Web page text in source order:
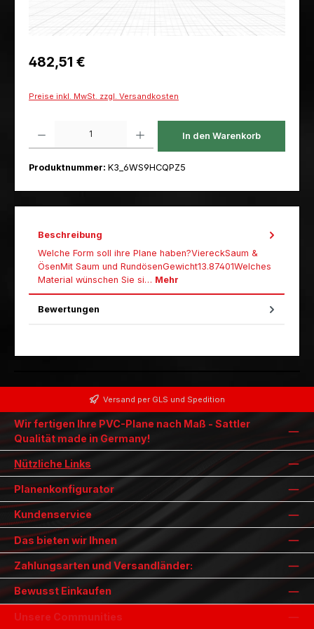
Regulärer Preis:
482,51 €
Preise inkl. MwSt. zzgl. Versandkosten
In den Warenkorb
Produktnummer: K3_6WS9HCQPZ5
Beschreibung
Welche Form soll ihre Plane haben?ViereckSaum &
ÖsenMit Saum und RundösenGewicht13.87401Welches
Material wünschen Sie si… Mehr
Bewertungen
Versand per GLS und Spedition
Wir fertigen Ihre PVC-Plane nach Maß - Sattler
Qualität made in Germany!
Nützliche Links
Planenkonfigurator
Kundenservice
Das bieten wir Ihnen
Zahlungsarten und Versandländer:
Bewusst Einkaufen
Unsere Communities